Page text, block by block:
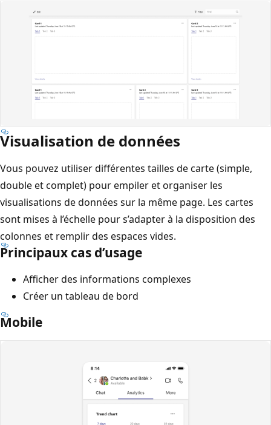
Visualisation de données
Vous pouvez utiliser différentes tailles de carte (simple,
double et complet) pour empiler et organiser les
visualisations de données sur la même page. Les cartes
sont mises à l’échelle pour s’adapter à la disposition des
colonnes et remplir des espaces vides.
Principaux cas d’usage
Afficher des informations complexes
Créer un tableau de bord
Mobile